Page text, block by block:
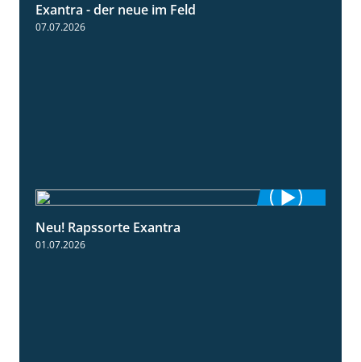
Exantra - der neue im Feld
07.07.2026
Neu! Rapssorte Exantra
01.07.2026